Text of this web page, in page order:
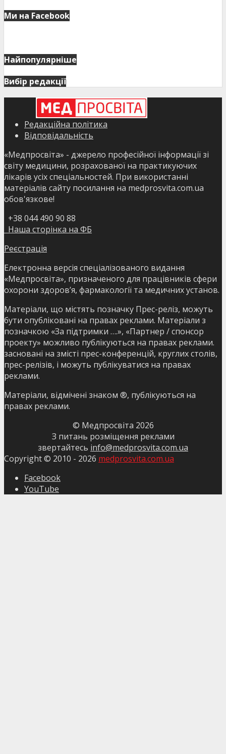
Ми на Facebook
Найпопулярніше
Вибір редакції
Редакційна політика
Відповідальність
«Медпросвіта» - джерело професійної інформації зі
світу медицини, розрахованої на практикуючих
лікарів усіх спеціальностей. При використанні
матеріалів сайту посилання на medprosvita.com.ua
обов'язкове!
+38 044 490 90 88
Наша сторінка на ФБ
Реєстрація
Електронна версія спеціалізованого видання
«Медпросвіта», призначеного для працівників сфери
охорони здоров’я, фармакології та медичних установ.
Матеріали, що містять позначку Прес-реліз, можуть
бути опубліковані на правах реклами. Матеріали з
позначкою «За підтримки ….», «Партнер / спонсор
проекту» можливо публікуються на правах реклами.
засновані на змісті прес-конференцій, круглих столів,
прес-релізів, і можуть публікуватися на правах
реклами.
Матеріали, відмічені знаком ®, публікуються на
правах реклами.
© Медпросвіта 2026
З питань розміщення реклами
звертайтесь info@medprosvita.com.ua
Copyright © 2010 - 2026 medprosvita.com.ua
Facebook
YouTube